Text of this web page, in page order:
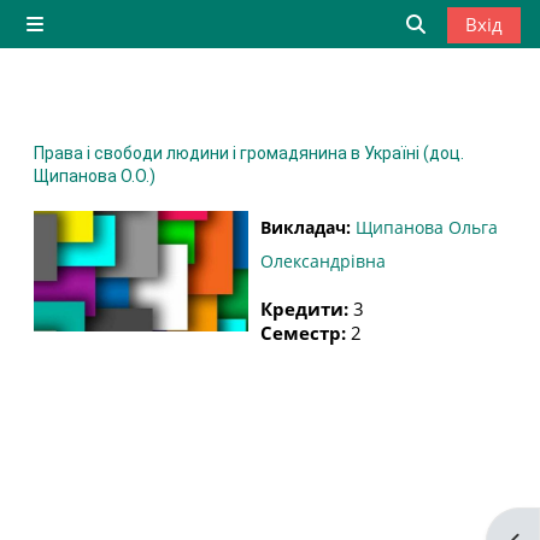
Перейти до головного вмісту
Бокова панель
Вхід
Права і свободи людини і громадянина в Україні (доц.
Щипанова О.О.)
Викладач: Щипанова Ольга
Олександрівна
Кредити: 3
Семестр: 2